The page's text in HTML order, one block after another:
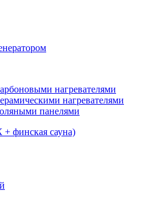
нагревателями
нагревателями
панелями
финская сауна)